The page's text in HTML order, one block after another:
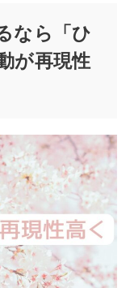
なら「ひ
が再現性